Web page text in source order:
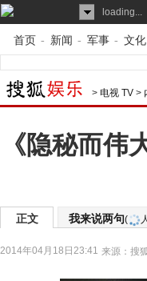
loading...
首页 - 新闻 - 军事 - 文化
> 电视 TV >
《隐秘而
正文 我来说两句(
2014年04月18日23:41 来源： 搜